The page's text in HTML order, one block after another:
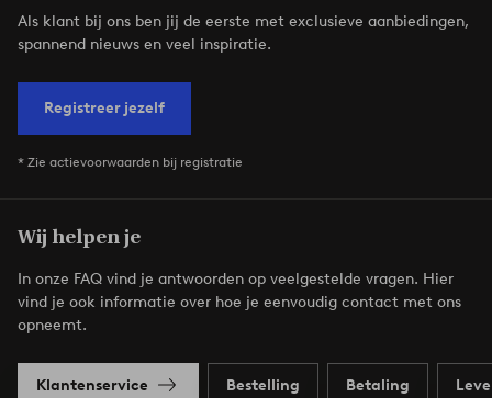
Als klant bij ons ben jij de eerste met exclusieve aanbiedingen,
spannend nieuws en veel inspiratie.
Registreer jezelf
* Zie actievoorwaarden bij registratie
Wij helpen je
In onze FAQ vind je antwoorden op veelgestelde vragen. Hier
vind je ook informatie over hoe je eenvoudig contact met ons
opneemt.
Klantenservice Bestelling Betaling